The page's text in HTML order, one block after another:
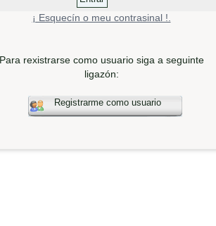
¡ Esquecín o meu contrasinal !.
Para rexistrarse como usuario siga a seguinte
ligazón:
Registrarme como usuario